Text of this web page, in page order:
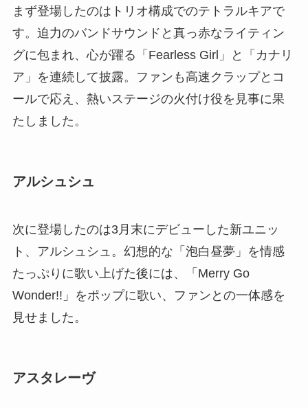
まず登場したのはトリオ構成でのテトラルキアで
す。迫力のバンドサウンドと真っ赤なライティン
グに包まれ、心が躍る「Fearless Girl」と「カナリ
ア」を連続して披露。ファンも高速クラップとコ
ールで応え、熱いステージの火付け役を見事に果
たしました。
アルシュシュ
次に登場したのは3月末にデビューした新ユニッ
ト、アルシュシュ。幻想的な「泡白昼夢」を情感
たっぷりに歌い上げた後には、「Merry Go
Wonder!!」をポップに歌い、ファンとの一体感を
見せました。
アスタレーヴ